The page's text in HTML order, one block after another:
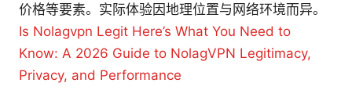
价格等要素。实际体验因地理位置与网络环境而异。
Is Nolagvpn Legit Here’s What You Need to
Know: A 2026 Guide to NolagVPN Legitimacy,
Privacy, and Performance